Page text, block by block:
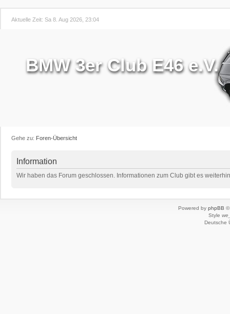
Aktuelle Zeit: Sa 8. Aug 2026, 23:04
BMW 3er Club E46 e.V.
Gehe zu: Foren-Übersicht
Information
Wir haben das Forum geschlossen. Informationen zum Club gibt es
Powered by phpBB ©
Style
Deutsche